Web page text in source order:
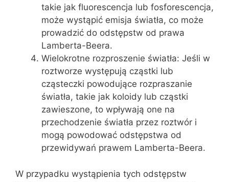
takie jak fluorescencja lub fosforescencja,
może wystąpić emisja światła, co może
prowadzić do odstępstw od prawa
Lamberta-Beera.
Wielokrotne rozproszenie światła: Jeśli w
roztworze występują cząstki lub
cząsteczki powodujące rozpraszanie
światła, takie jak koloidy lub cząstki
zawieszone, to wpływają one na
przechodzenie światła przez roztwór i
mogą powodować odstępstwa od
przewidywań prawem Lamberta-Beera.
W przypadku wystąpienia tych odstępstw